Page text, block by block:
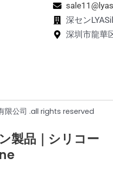
深セン
深圳市龍華
限公司 .all rights reserved
製品｜シリコー